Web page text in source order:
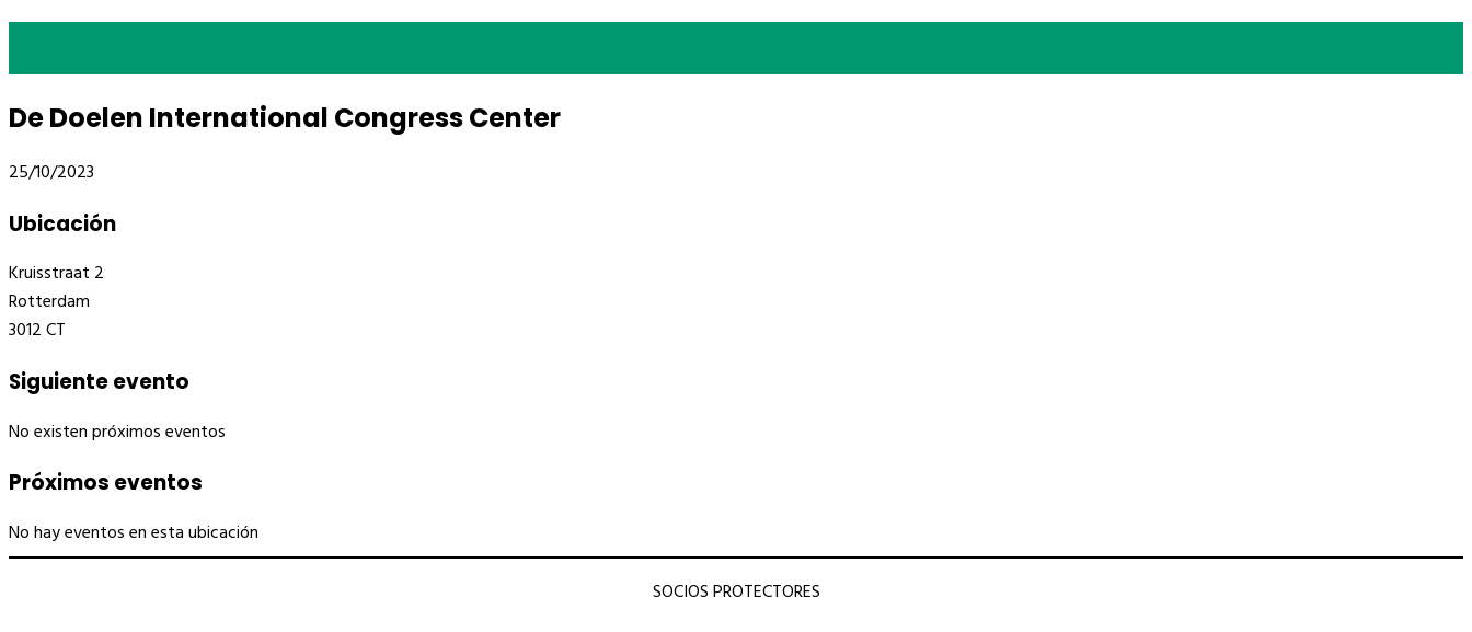
De Doelen International Congress Center
25/10/2023
Ubicación
Kruisstraat 2
Rotterdam
3012 CT
Siguiente evento
No existen próximos eventos
Próximos eventos
No hay eventos en esta ubicación
SOCIOS PROTECTORES